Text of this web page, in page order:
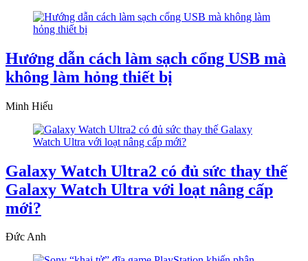
Hướng dẫn cách làm sạch cổng USB mà
không làm hỏng thiết bị
Minh Hiếu
Galaxy Watch Ultra2 có đủ sức thay thế
Galaxy Watch Ultra với loạt nâng cấp
mới?
Đức Anh